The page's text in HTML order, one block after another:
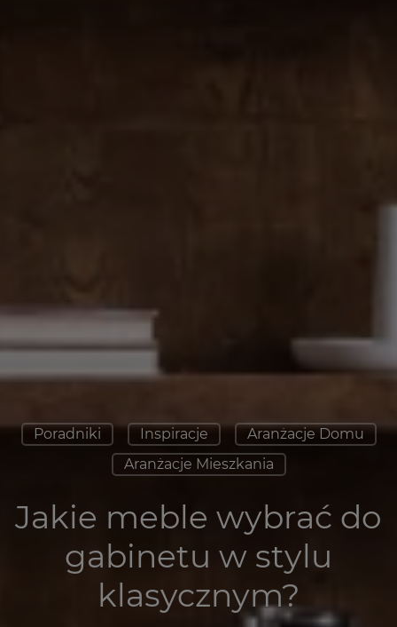
Poradniki Inspiracje
Aranżacje Domu
Aranżacje Mieszkania
Jakie meble wybrać do
gabinetu w stylu
klasycznym?